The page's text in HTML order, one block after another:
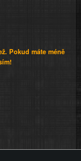
Pokud máte méně